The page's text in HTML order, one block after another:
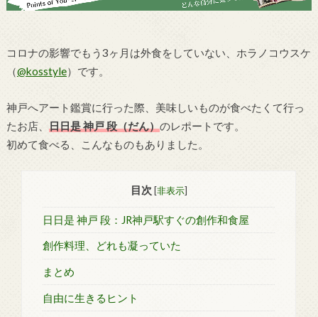
コロナの影響でもう3ヶ月は外食をしていない、ホラノコウスケ
（@kosstyle）です。
神戸へアート鑑賞に行った際、美味しいものが食べたくて行っ
たお店、 日日是 神戸 段（だん）のレポートです。
初めて食べる、こんなものもありました。
目次 [非表示]
日日是 神戸 段：JR神戸駅すぐの創作和食屋
創作料理、どれも凝っていた
まとめ
自由に生きるヒント